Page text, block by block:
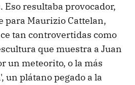
Eso resultaba provocador,
para Maurizio Cattelan,
tan controvertidas como
que muestra a Juan
un meteorito, o la más
un plátano pegado a la